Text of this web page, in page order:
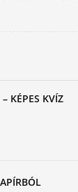
KÉPES KVÍZ